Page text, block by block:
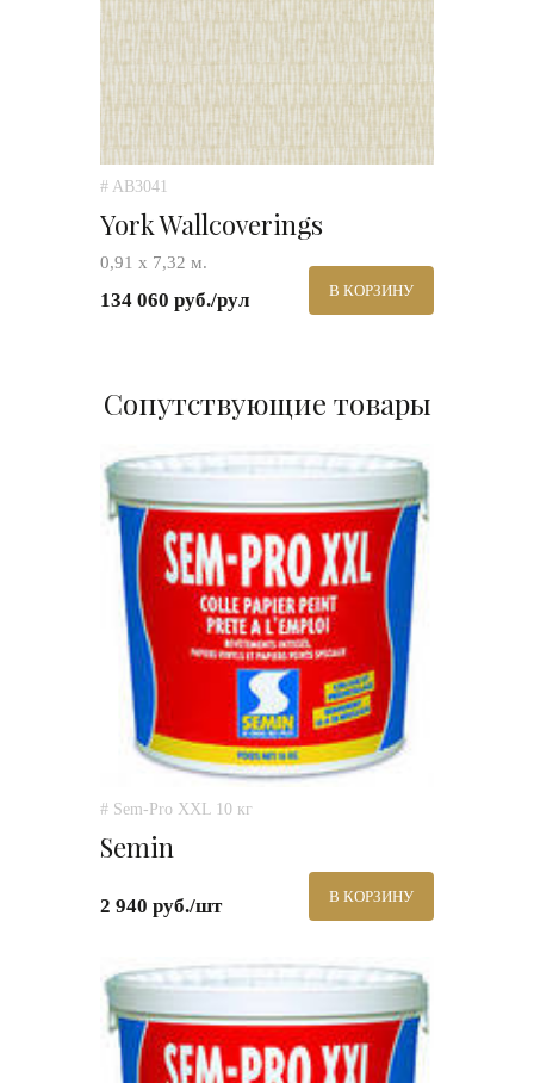
# AB3041
York Wallcoverings
0,91 х 7,32 м.
134 060 руб./рул В КОРЗИНУ
Сопутствующие товары
# Sem-Pro XXL 10 кг
Semin
2 940 руб./шт В КОРЗИНУ